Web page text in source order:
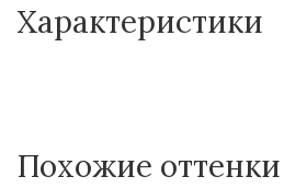
Характеристики
Похожие оттенки